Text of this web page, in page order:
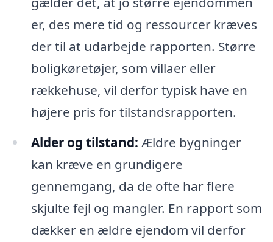
er, des mere tid og ressourcer kræves
der til at udarbejde rapporten. Større
boligkøretøjer, som villaer eller
rækkehuse, vil derfor typisk have en
højere pris for tilstandsrapporten.
Alder og tilstand: Ældre bygninger
kan kræve en grundigere
gennemgang, da de ofte har flere
skjulte fejl og mangler. En rapport som
dækker en ældre ejendom vil derfor